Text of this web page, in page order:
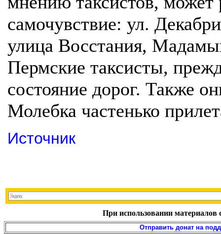
самочувствие: ул.
улица Восстания,
Пермские таксисты,
состояние дорог. Также
Молебка частенько
Источник
При использовании материалов
Отправить донат на